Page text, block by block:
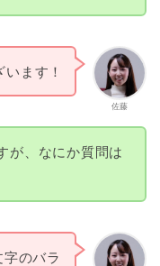
佐藤
ます！
が、なにか質問は
のバラ